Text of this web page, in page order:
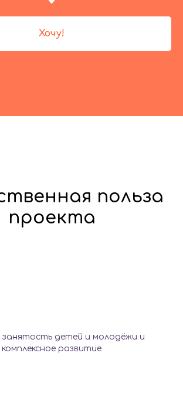
Хочу!
польза
проекта
занятость детей и молодёжи и
комплексное развитие